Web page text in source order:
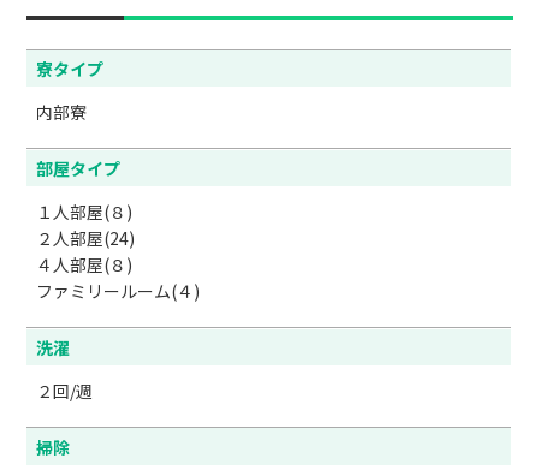
寮タイプ
内部寮
部屋タイプ
１人部屋(８)
２人部屋(24)
４人部屋(８)
ファミリールーム(４)
洗濯
２回/週
掃除